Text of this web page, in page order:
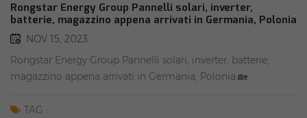
Rongstar Energy Group Pannelli solari, inverter,
batterie, magazzino appena arrivati in Germania, Polonia
NOV 15, 2023
Rongstar Energy Group Pannelli solari, inverter, batterie,
magazzino appena arrivati in Germania, Polonia.🏡
Germania🏡 Magazzino add2：Farbiarska 69, 02-862
TAG :